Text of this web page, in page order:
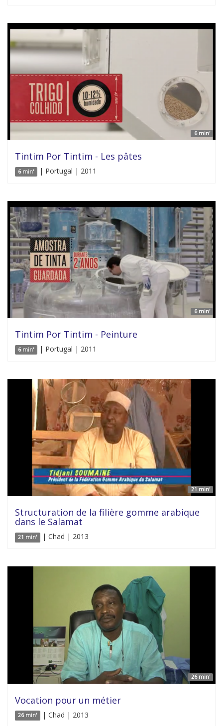
6 min'
Tintim Por Tintim - Les pâtes
6 min' | Portugal | 2011
6 min'
Tintim Por Tintim - Peinture
6 min' | Portugal | 2011
21 min'
Structuration de la filière gomme arabique
dans le Salamat
21 min' | Chad | 2013
26 min'
Vocation pour un métier
26 min' | Chad | 2013